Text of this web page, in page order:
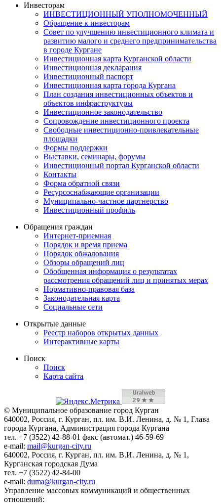
Инвесторам
ИНВЕСТИЦИОННЫЙ УПОЛНОМОЧЕННЫЙ
Обращение к инвесторам
Совет по улучшению инвестиционного климата и
развитию малого и среднего предпринимательства
в городе Кургане
Инвестиционная карта Курганской области
Инвестиционная декларация
Инвестиционный паспорт
Инвестиционная карта города Кургана
План создания инвестиционных объектов и
объектов инфраструктуры
Инвестиционное законодательство
Сопровождение инвестиционного проекта
Свободные инвестиционно-привлекательные
площадки
Формы поддержки
Выставки, семинары, форумы
Инвестиционный портал Курганской области
Контакты
Форма обратной связи
Ресурсоснабжающие организации
Муниципально-частное партнерство
Инвестиционный профиль
Обращения граждан
Интернет-приемная
Порядок и время приема
Порядок обжалования
Обзоры обращений лиц
Обобщенная информация о результатах
рассмотрения обращений лиц и принятых мерах
Нормативно-правовая база
Законодательная карта
Социальные сети
Открытые данные
Реестр наборов открытых данных
Интерактивные карты
Поиск
Поиск
Карта сайта
© Муниципальное образование город Курган
640002, Россия, г. Курган, пл. им. В.И. Ленина, д. № 1, Глава
города Кургана, Администрация города Кургана
тел. +7 (3522) 42-88-01 факс (автомат.) 46-59-69
e-mail: mail@kurgan-city.ru
640002, Россия, г. Курган, пл. им. В.И. Ленина, д. № 1,
Курганская городская Дума
тел. +7 (3522) 42-84-00
e-mail: duma@kurgan-city.ru
Управление массовых коммуникаций и общественных
отношений: